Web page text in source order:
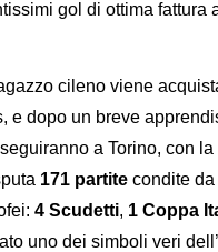
gol di ottima fattura
cileno viene
e dopo un breve
a Torino, con
171 partite condite da
4 Scudetti, 1 Coppa
uno dei simboli veri dell’